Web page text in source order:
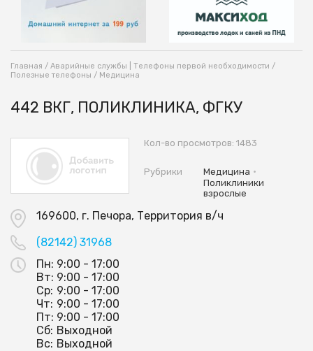
Главная / Аварийные службы | Телефоны первой необходимости /
Полезные телефоны / Медицина
442 ВКГ, ПОЛИКЛИНИКА, ФГКУ
Кол-во просмотров: 1483
Рубрики Медицина •
Поликлиники
взрослые
169600, г. Печора, Территория в/ч
(82142) 31968
Пн: 9:00 - 17:00
Вт: 9:00 - 17:00
Ср: 9:00 - 17:00
Чт: 9:00 - 17:00
Пт: 9:00 - 17:00
Сб: Выходной
Вс: Выходной